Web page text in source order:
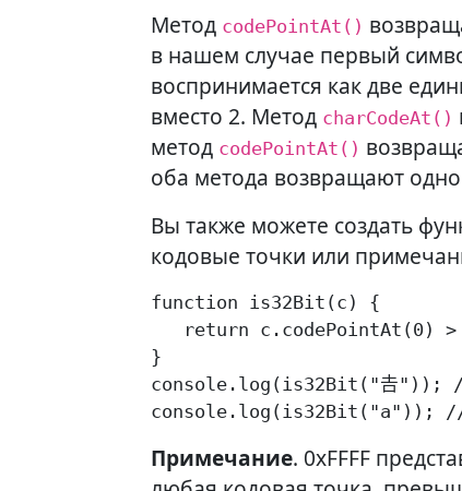
Метод codePointAt()
в нашем случае первый
воспринимается как две
вместо 2. Метод charCodeAt()
метод codePointAt()
оба метода возвращают
Вы также можете создать
кодовые точки или
function is32Bit(c) {
return c.codePointAt(0) >
}
console.log(is32Bit("𠮷"));
console.log(is32Bit("a"));
Примечание. 0xFFFF